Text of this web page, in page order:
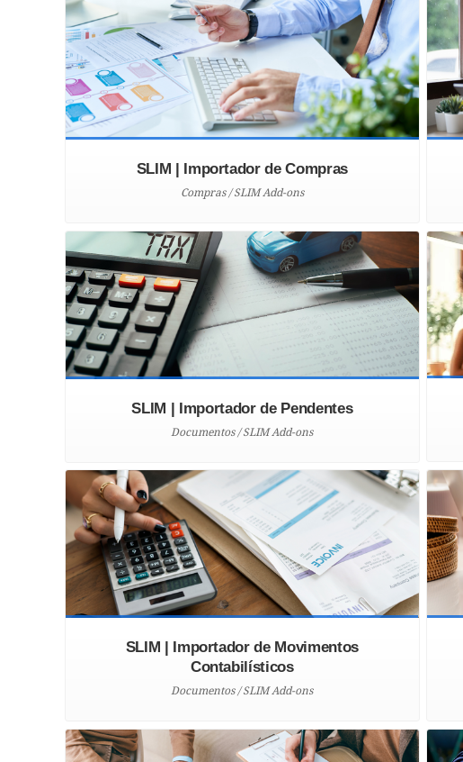
SLIM | Importador de Compras
Compras / SLIM Add-ons
SLIM | Importador de Pendentes
Documentos / SLIM Add-ons
SLIM | Importador de Movimentos
Contabilísticos
Documentos / SLIM Add-ons